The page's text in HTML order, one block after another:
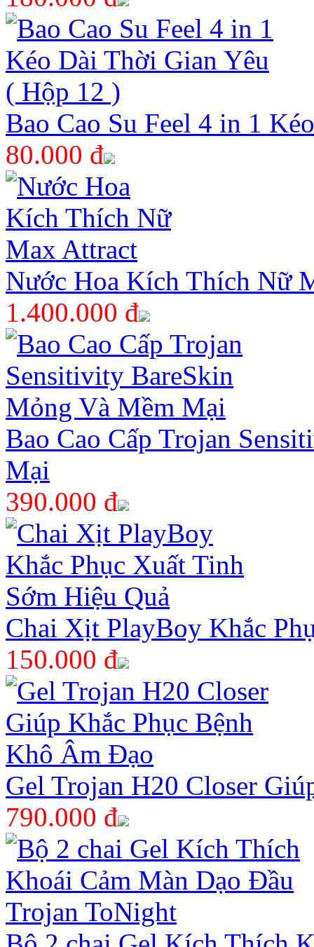
Bao Cao Su Feel 4 in 1
80.000 đ
Nước Hoa Kích Thích Nữ
1.400.000 đ
Bao Cao Cấp Trojan
Mại
390.000 đ
Chai Xịt PlayBoy Khắc
150.000 đ
Gel Trojan H20 Closer
790.000 đ